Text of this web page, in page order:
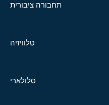
תחבורה ציבורית
טלוויזיה
סלולארי